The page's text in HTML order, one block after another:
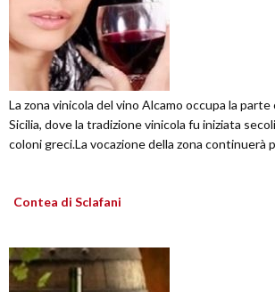
La zona vinicola del vino Alcamo occupa la
Sicilia, dove la tradizione vinicola fu iniziata
coloni greci.La vocazione della zona continuerà
Contea di Sclafani